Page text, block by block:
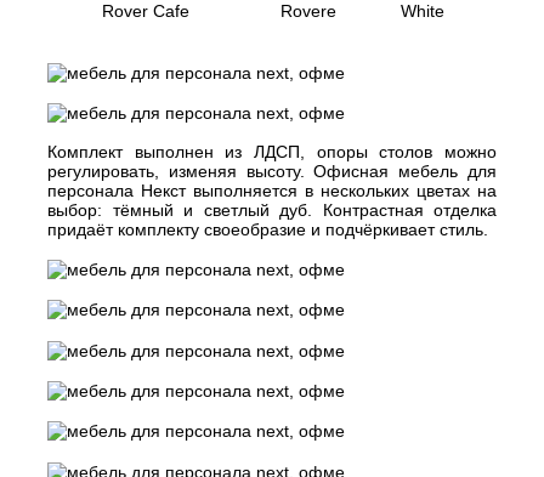
Rover Cafe Rovere White
Комплект выполнен из ЛДСП, опоры столов можно
регулировать, изменяя высоту. Офисная мебель для
персонала Некст выполняется в нескольких цветах на
выбор: тёмный и светлый дуб. Контрастная отделка
придаёт комплекту своеобразие и подчёркивает стиль.